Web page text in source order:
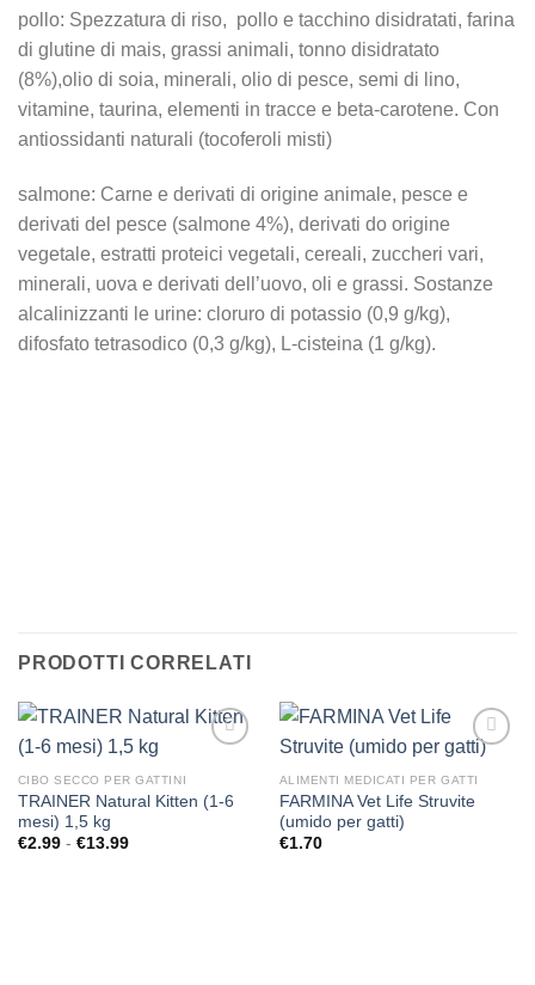
pollo: Spezzatura di riso, pollo e tacchino disidratati, farina
di glutine di mais, grassi animali, tonno disidratato
(8%),olio di soia, minerali, olio di pesce, semi di lino,
vitamine, taurina, elementi in tracce e beta-carotene. Con
antiossidanti naturali (tocoferoli misti)
salmone: Carne e derivati di origine animale, pesce e
derivati del pesce (salmone 4%), derivati do origine
vegetale, estratti proteici vegetali, cereali, zuccheri vari,
minerali, uova e derivati dell’uovo, oli e grassi. Sostanze
alcalinizzanti le urine: cloruro di potassio (0,9 g/kg),
difosfato tetrasodico (0,3 g/kg), L-cisteina (1 g/kg).
PRODOTTI CORRELATI
CIBO SECCO PER GATTINI
TRAINER Natural Kitten (1-6
mesi) 1,5 kg
€2.99 - €13.99Fascia
ALIMENTI MEDICATI PER GATTI
FARMINA Vet Life Struvite
(umido per gatti)
€1.70